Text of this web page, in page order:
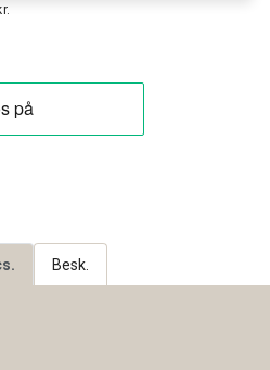
Besk.